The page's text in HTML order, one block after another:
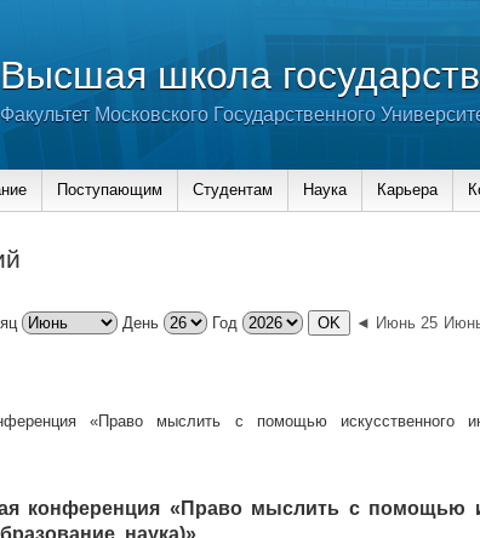
Высшая школа
Факультет Московского Государственного
Поступающим Студентам Наука Карьера
День Год ◄ Июнь 25
«Право мыслить с помощью искусственного
конференция «Право мыслить с помощью
наука)»